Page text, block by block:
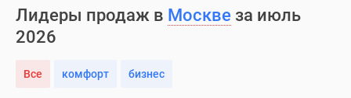
Лидеры продаж в Москве за июль
2026
Все комфорт бизнес